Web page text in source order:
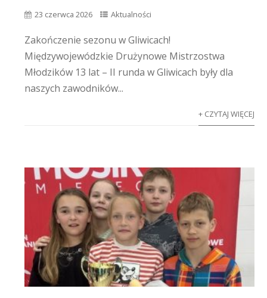
23 czerwca 2026 Aktualności
Zakończenie sezonu w Gliwicach!
Międzywojewódzkie Drużynowe Mistrzostwa
Młodzików 13 lat – II runda w Gliwicach były dla
naszych zawodników...
+ CZYTAJ WIĘCEJ